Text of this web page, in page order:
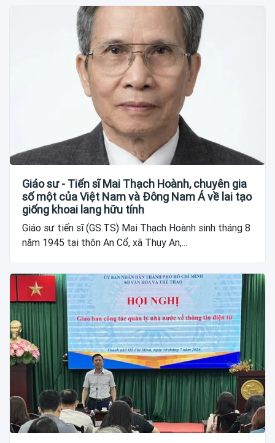
Giáo sư - Tiến sĩ Mai Thạch Hoành, chuyên gia
số một của Việt Nam và Đông Nam Á về lai tạo
giống khoai lang hữu tính
Giáo sư tiến sĩ (GS.TS) Mai Thạch Hoành sinh tháng 8
năm 1945 tại thôn An Cổ, xã Thụy An,...